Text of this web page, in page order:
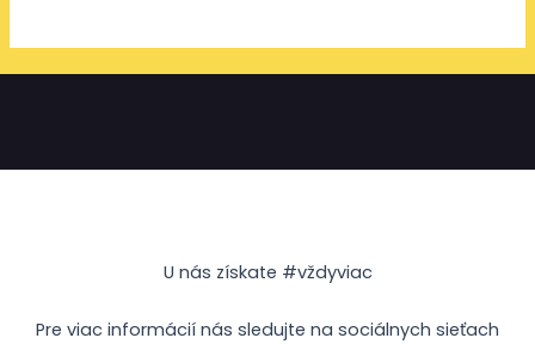
U nás získate #vždyviac
Pre viac informácií nás sledujte na sociálnych sieťach